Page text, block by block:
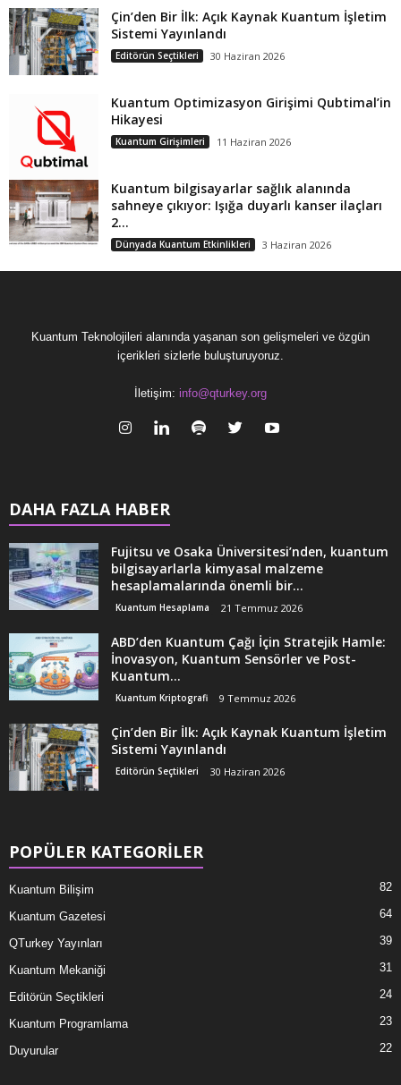
Çin’den Bir İlk: Açık Kaynak Kuantum İşletim
Sistemi Yayınlandı
Editörün Seçtikleri 30 Haziran 2026
Kuantum Optimizasyon Girişimi Qubtimal’in
Hikayesi
Kuantum Girişimleri 11 Haziran 2026
Kuantum bilgisayarlar sağlık alanında
sahneye çıkıyor: Işığa duyarlı kanser ilaçları
2...
Dünyada Kuantum Etkinlikleri 3 Haziran 2026
Kuantum Teknolojileri alanında yaşanan son gelişmeleri ve özgün
içerikleri sizlerle buluşturuyoruz.
İletişim: info@qturkey.org
DAHA FAZLA HABER
Fujitsu ve Osaka Üniversitesi’nden, kuantum
bilgisayarlarla kimyasal malzeme
hesaplamalarında önemli bir...
Kuantum Hesaplama 21 Temmuz 2026
ABD’den Kuantum Çağı İçin Stratejik Hamle:
İnovasyon, Kuantum Sensörler ve Post-
Kuantum...
Kuantum Kriptografi 9 Temmuz 2026
Çin’den Bir İlk: Açık Kaynak Kuantum İşletim
Sistemi Yayınlandı
Editörün Seçtikleri 30 Haziran 2026
POPÜLER KATEGORİLER
Kuantum Bilişim 82
Kuantum Gazetesi 64
QTurkey Yayınları 39
Kuantum Mekaniği 31
Editörün Seçtikleri 24
Kuantum Programlama 23
Duyurular 22